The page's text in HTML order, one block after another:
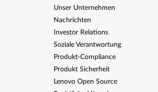
Unser Unternehmen
Nachrichten
Investor Relations
Soziale Verantwortung
Produkt-Compliance
Produkt Sicherheit
Lenovo Open Source